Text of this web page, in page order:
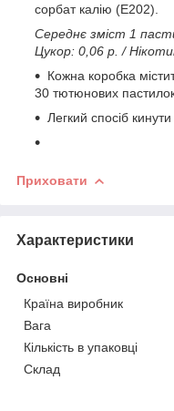
сорбат калію (E202).
Середнє зміст 1
Цукор: 0,06 р. /
Кожна коробка
30 тютюнових
Легкий спосіб кинути
Приховати
Характеристики
Основні
Країна виробник
Вага
Кількість в упаковці
Склад